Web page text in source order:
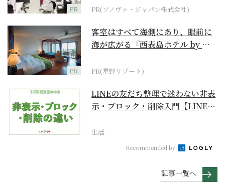
PR PR(ソノヴァ・ジャパン株式会社)
PR
客室はすべて海側にあり、眼前に
海が広がる『西表島ホテル by 星
PR(星野リゾート)
LINEの友だち整理で迷わない非表
示・ブロック・削除入門【LINE活
生活
Recommended by
記事一覧へ